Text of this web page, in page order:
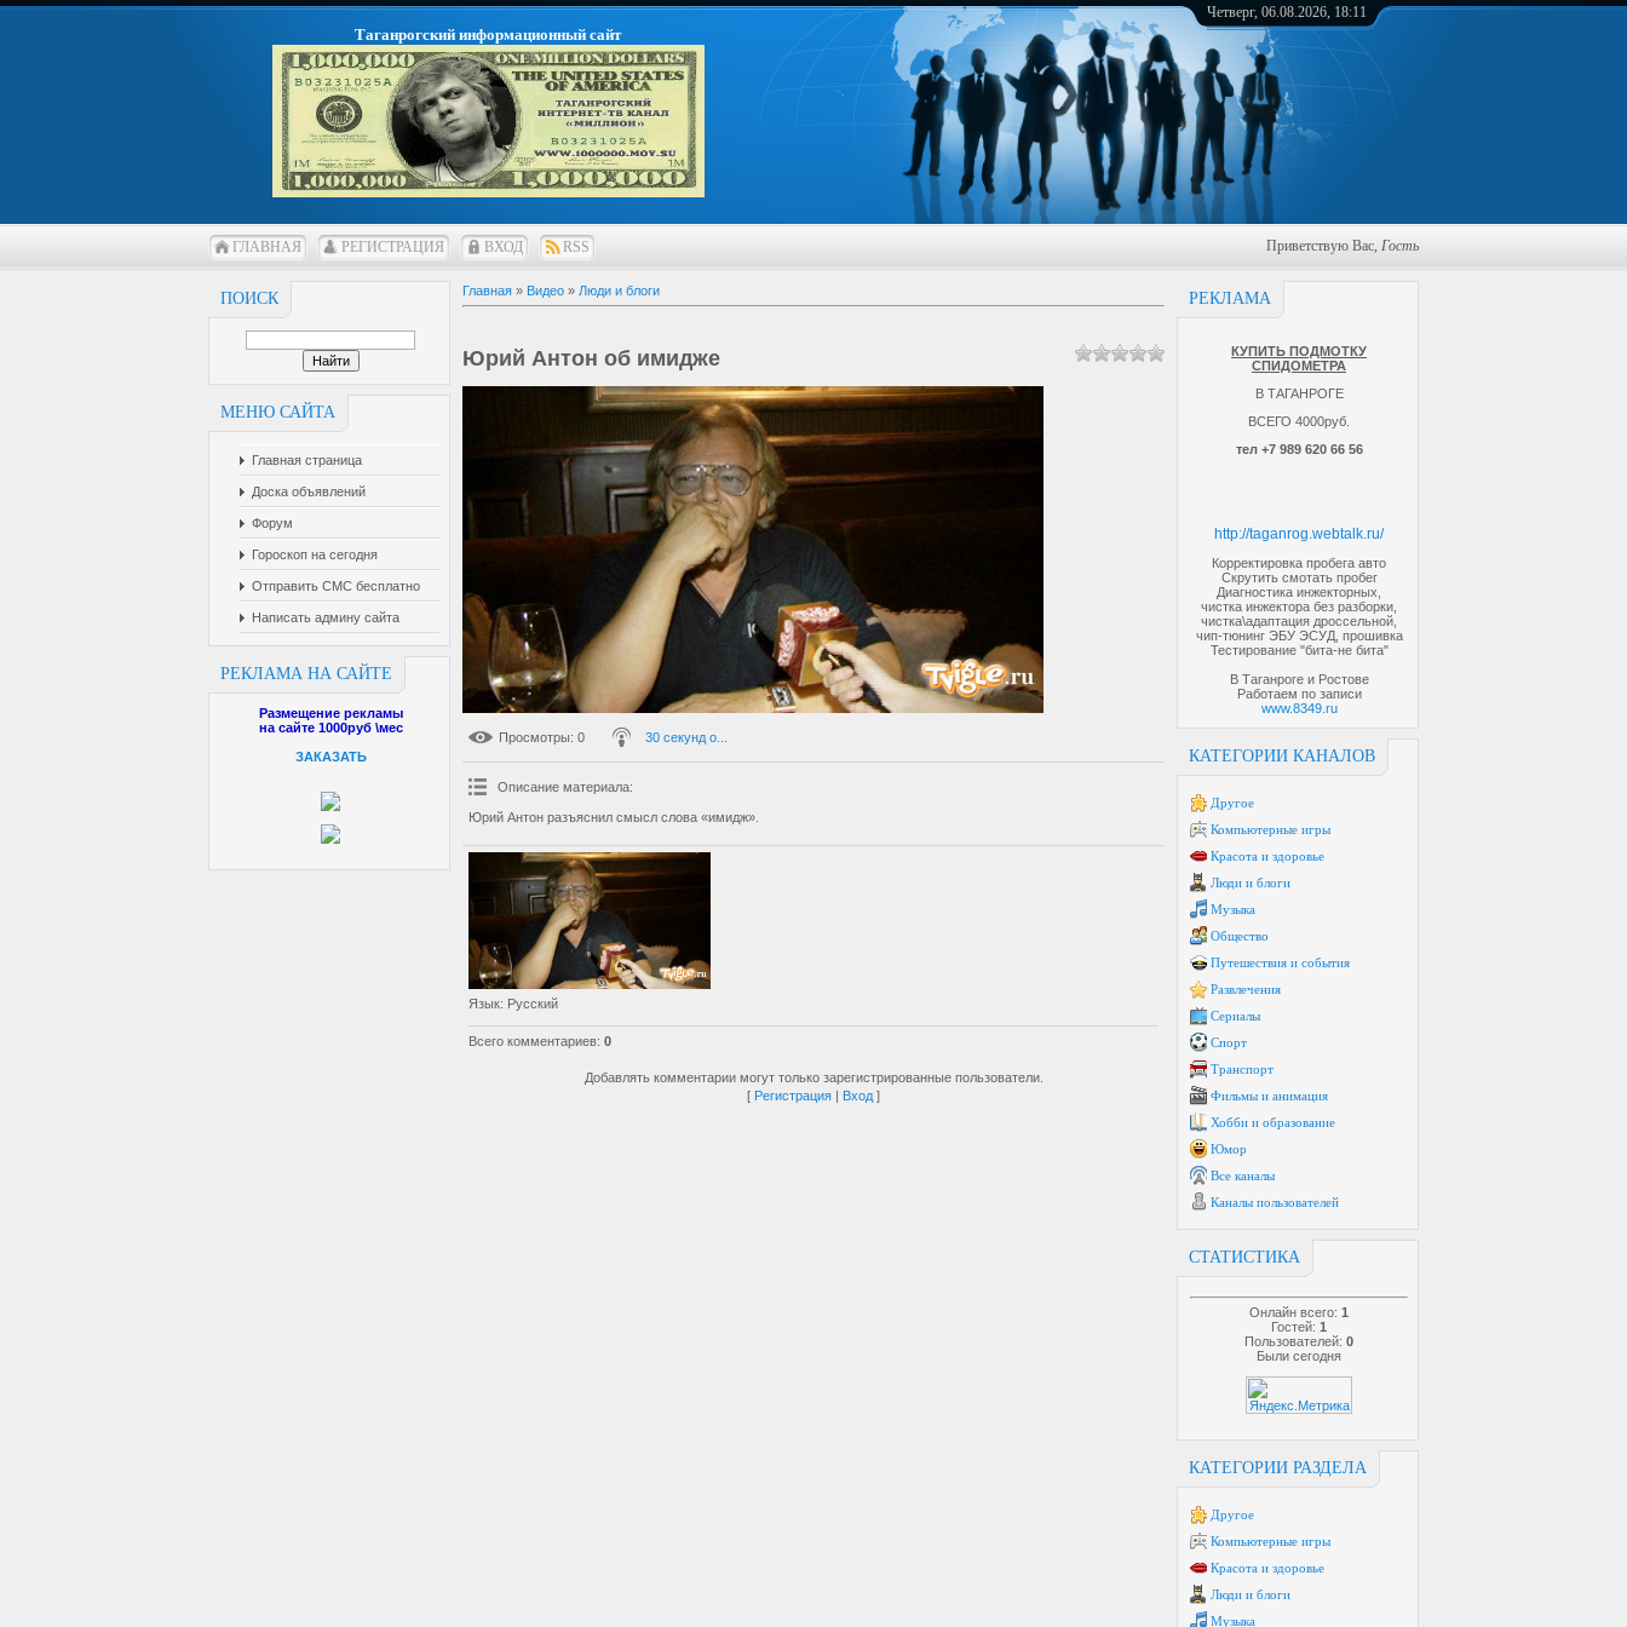
Таганрогский информационный сайт
Четверг, 06.08.2026, 18:11
ГЛАВНАЯ РЕГИСТРАЦИЯ ВХОД RSS Приветствую Вас, Гость
ПОИСК
МЕНЮ САЙТА
Главная страница
Доска объявлений
Форум
Гороскоп на сегодня
Отправить СМС бесплатно
Написать админу сайта
РЕКЛАМА НА САЙТЕ
Размещение рекламы
на сайте 1000руб \мес
ЗАКАЗАТЬ
РЕКЛАМА
КУПИТЬ ПОДМОТКУ
СПИДОМЕТРА
В ТАГАНРОГЕ
ВСЕГО 4000руб.
тел +7 989 620 66 56
http://taganrog.webtalk.ru/
Корректировка пробега авто
Скрутить смотать пробег
Диагностика инжекторных,
чистка инжектора без разборки,
чистка\адаптация дроссельной,
чип-тюнинг ЭБУ ЭСУД, прошивка
Тестирование "бита-не бита"
В Таганроге и Ростове
Работаем по записи
www.8349.ru
КАТЕГОРИИ КАНАЛОВ
Другое
Компьютерные игры
Красота и здоровье
Люди и блоги
Музыка
Общество
Путешествия и события
Развлечения
Сериалы
Спорт
Транспорт
Фильмы и анимация
Хобби и образование
Юмор
Все каналы
Каналы пользователей
СТАТИСТИКА
Онлайн всего: 1
Гостей: 1
Пользователей: 0
Были сегодня
КАТЕГОРИИ РАЗДЕЛА
Другое
Компьютерные игры
Красота и здоровье
Люди и блоги
Музыка
Главная » Видео » Люди и блоги
Юрий Антон об имидже
Просмотры: 0 30 секунд о...
Описание материала:
Юрий Антон разъяснил смысл слова «имидж».
Язык: Русский
Всего комментариев: 0
Добавлять комментарии могут только зарегистрированные пользователи.
[ Регистрация | Вход ]